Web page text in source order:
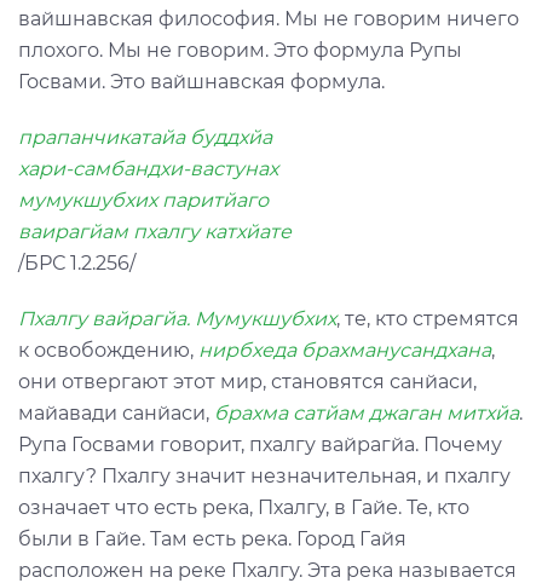
вайшнавская философия. Мы не говорим ничего
плохого. Мы не говорим. Это формула Рупы
Госвами. Это вайшнавская формула.
прапанчикатайа буддхйа
хари-самбандхи-вастунах
мумукшубхих паритйаго
ваирагйам пхалгу катхйате
/БРС 1.2.256/
Пхалгу вайрагйа. Мумукшубхих, те, кто стремятся
к освобождению, нирбхеда брахманусандхана,
они отвергают этот мир, становятся санйаси,
майавади санйаси, брахма сатйам джаган митхйа.
Рупа Госвами говорит, пхалгу вайрагйа. Почему
пхалгу? Пхалгу значит незначительная, и пхалгу
означает что есть река, Пхалгу, в Гайе. Те, кто
были в Гайе. Там есть река. Город Гайя
расположен на реке Пхалгу. Эта река называется